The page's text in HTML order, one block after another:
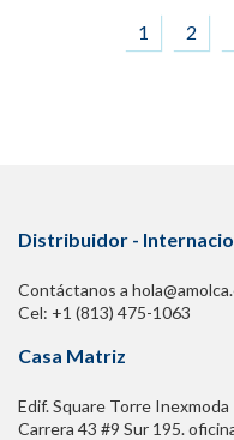
1 2
Distribuidor -
Contáctanos a
Cel: +1 (813) 475-1063
Casa Matriz
Edif. Square Torre Inexmoda
Carrera 43 #9 Sur 195.